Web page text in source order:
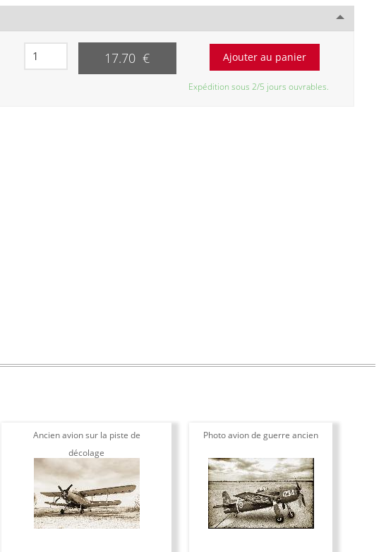
17.70 €
Expédition sous 2/5 jours ouvrables.
Ancien avion sur la piste de
décolage
Photo avion de guerre ancien